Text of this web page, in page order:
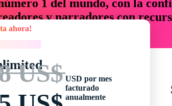
1 del mundo, con la
y narradores con
en tiempo y presupuesto.
US$ USD por mes
facturado
anualmente